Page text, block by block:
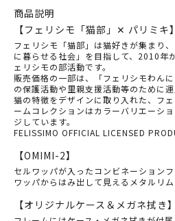
商品説明
【フェリシモ「猫部」✕ パリミキ】
フェリシモ「猫部」は猫好きが集まり
に暮らせる社会」を目指して、2010年
ェリシモの部活動です。
販売価格の一部は、「フェリシモわん
の保護活動や里親支援活動等のために運
猫の特徴をデザインに取り入れた、フ
ームコレクションはカラーバリエーシ
ジしています。
FELISSIMO OFFICIAL LICENSED
【OMIMI-2】
セルワッパが入ったコンビネーションフ
ワッパからはみ出して見えるメタルリム
【オリジナルケース＆メガネ拭き】